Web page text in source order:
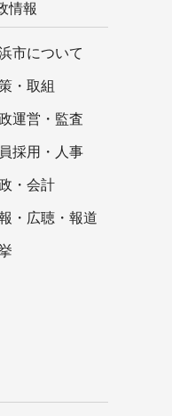
情報
市について
・取組
運営・監査
採用・人事
・会計
・広聴・報道